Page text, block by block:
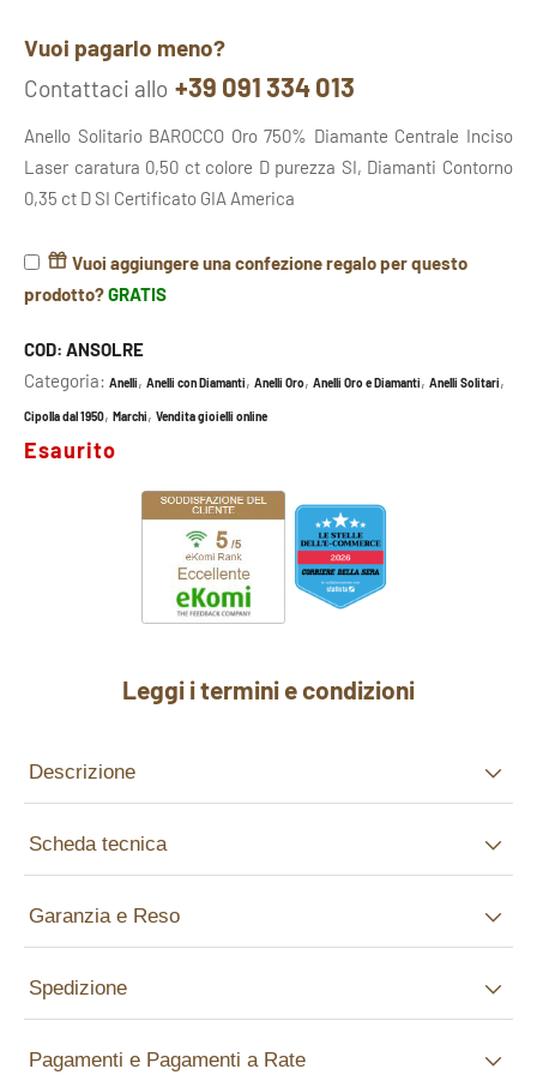
Vuoi pagarlo meno?
Contattaci allo +39 091 334 013
Anello Solitario BAROCCO Oro 750% Diamante Centrale Inciso
Laser caratura 0,50 ct colore D purezza SI, Diamanti Contorno
0,35 ct D SI Certificato GIA America
Vuoi aggiungere una confezione regalo per questo
prodotto?GRATIS
COD: ANSOLRE
Categoria: Anelli, Anelli con Diamanti, Anelli Oro, Anelli Oro e Diamanti, Anelli Solitari,
Cipolla dal 1950, Marchi, Vendita gioielli online
Esaurito
Leggi i termini e condizioni
Descrizione
Scheda tecnica
Garanzia e Reso
Spedizione
Pagamenti e Pagamenti a Rate